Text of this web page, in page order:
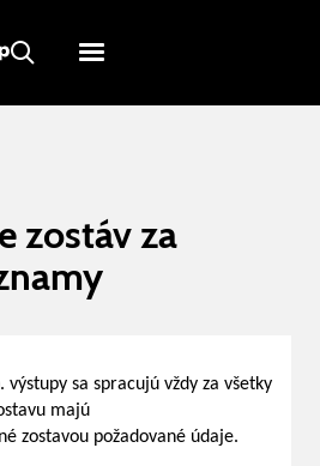
Humanet
zostáv za
výstupy sa spracujú vždy za všetky
majú
zostavou požadované údaje.